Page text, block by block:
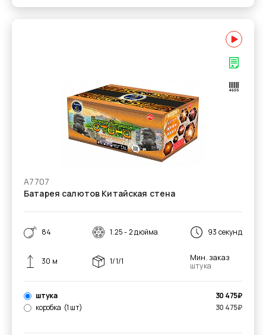
А7707
Батарея салютов Китайская стена
84 1.25 - 2 дюйма 93 секунд
30 м 1/1/1
Мин. заказ
штука
штука 30 475₽
коробка (1 шт) 30 475₽